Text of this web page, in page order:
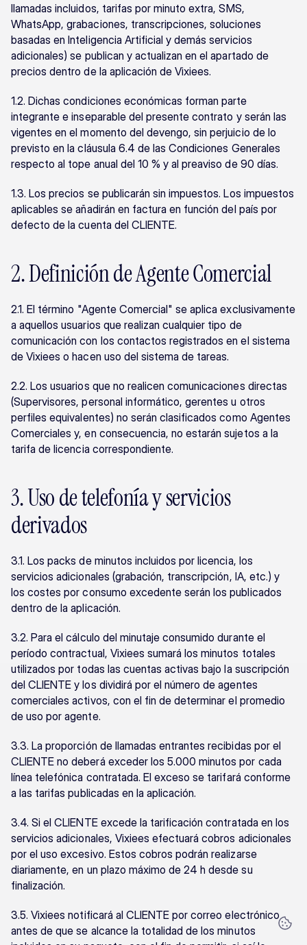
llamadas incluidos, tarifas por minuto extra, SMS,
WhatsApp, grabaciones, transcripciones, soluciones
basadas en Inteligencia Artificial y demás servicios
adicionales) se publican y actualizan en el apartado de
precios dentro de la aplicación de Vixiees.
1.2. Dichas condiciones económicas forman parte
integrante e inseparable del presente contrato y serán las
vigentes en el momento del devengo, sin perjuicio de lo
previsto en la cláusula 6.4 de las Condiciones Generales
respecto al tope anual del 10 % y al preaviso de 90 días.
1.3. Los precios se publicarán sin impuestos. Los impuestos
aplicables se añadirán en factura en función del país por
defecto de la cuenta del CLIENTE.
2. Definición de Agente Comercial
2.1. El término "Agente Comercial" se aplica exclusivamente
a aquellos usuarios que realizan cualquier tipo de
comunicación con los contactos registrados en el sistema
de Vixiees o hacen uso del sistema de tareas.
2.2. Los usuarios que no realicen comunicaciones directas
(Supervisores, personal informático, gerentes u otros
perfiles equivalentes) no serán clasificados como Agentes
Comerciales y, en consecuencia, no estarán sujetos a la
tarifa de licencia correspondiente.
3. Uso de telefonía y servicios
derivados
3.1. Los packs de minutos incluidos por licencia, los
servicios adicionales (grabación, transcripción, IA, etc.) y
los costes por consumo excedente serán los publicados
dentro de la aplicación.
3.2. Para el cálculo del minutaje consumido durante el
período contractual, Vixiees sumará los minutos totales
utilizados por todas las cuentas activas bajo la suscripción
del CLIENTE y los dividirá por el número de agentes
comerciales activos, con el fin de determinar el promedio
de uso por agente.
3.3. La proporción de llamadas entrantes recibidas por el
CLIENTE no deberá exceder los 5.000 minutos por cada
línea telefónica contratada. El exceso se tarifará conforme
a las tarifas publicadas en la aplicación.
3.4. Si el CLIENTE excede la tarificación contratada en los
servicios adicionales, Vixiees efectuará cobros adicionales
por el uso excesivo. Estos cobros podrán realizarse
diariamente, en un plazo máximo de 24 h desde su
finalización.
3.5. Vixiees notificará al CLIENTE por correo electrónico
antes de que se alcance la totalidad de los minutos